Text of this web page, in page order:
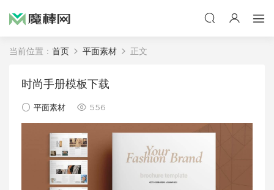
当前位置： 首页 平面素材 正文
时尚手册模板下载
平面素材 556